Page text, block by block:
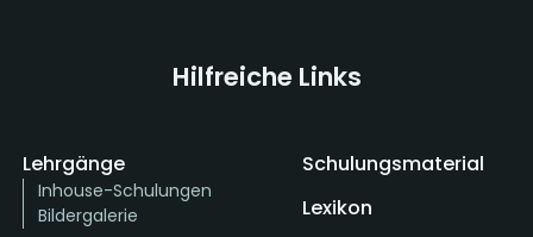
Hilfreiche Links
Lehrgänge
Inhouse-Schulungen
Bildergalerie
Schulungsmaterial
Lexikon